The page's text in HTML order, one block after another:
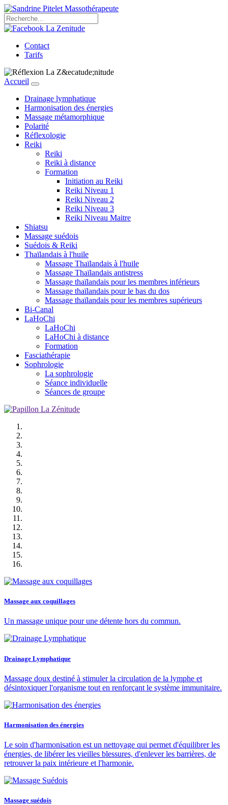
Contact
Tarifs
Accueil
Drainage lymphatique
Harmonisation des énergies
Massage métamorphique
Polarité
Réflexologie
Reiki
Reiki
Reiki à distance
Formation
Initiation au Reiki
Reiki Niveau 1
Reiki Niveau 2
Reiki Niveau 3
Reiki Niveau Maitre
Shiatsu
Massage suédois
Suédois & Reiki
Thaïlandais à l'huile
Massage Thaïlandais à l'huile
Massage Thaïlandais antistress
Massage thaïlandais pour les membres inférieurs
Massage thaïlandais pour le bas du dos
Massage thaïlandais pour les membres supérieurs
Bi-Canal
LaHoChi
LaHoChi
LaHoChi à distance
Formation
Fasciathérapie
Sophrologie
La sophrologie
Séance individuelle
Séances de groupe
Massage aux coquillages
Un massage unique pour une détente hors du commun.
Drainage Lymphatique
Massage doux destiné à stimuler la circulation de la lymphe et
désintoxiquer l'organisme tout en renforçant le système immunitaire.
Harmonisation des énergies
Le soin d'harmonisation est un nettoyage qui permet d'équilibrer les
énergies, de libérer les vieilles blessures, d'enlever les barrières, de
retrouver la paix intérieure et l'harmonie.
Massage suédois